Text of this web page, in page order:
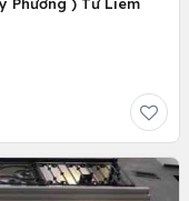
Phương ) Từ Liêm